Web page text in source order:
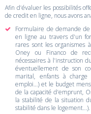
Afin d'évaluer les possibilités
de credit en ligne, nous avons
Formulaire de demande
en ligne au travers d'un
rares sont les organismes
Oney ou Financo de
nécessaires à l'instruction
éventuellement de son
marital, enfants à
emploi...) et le budget
de la capacité d'emprunt,
la stabilité de la situation
stabilité dans le logement...).